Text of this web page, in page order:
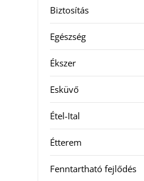
Biztosítás
Egészség
Ékszer
Esküvő
Étel-Ital
Étterem
Fenntartható fejlődés